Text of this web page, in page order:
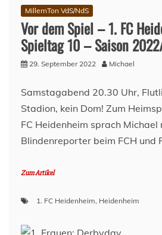
MillernTon VdS/NdS
Vor dem Spiel – 1. FC
Spieltag 10 – Saison
29. September 2022 Michael
Samstagabend 20.30 Uhr,
Stadion, kein Dom! Zum
FC Heidenheim sprach Michael
Blindenreporter beim FCH und
Zum Artikel
1. FC Heidenheim, Heidenheim